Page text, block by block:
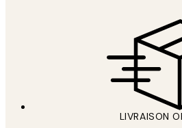
LIVRAISON